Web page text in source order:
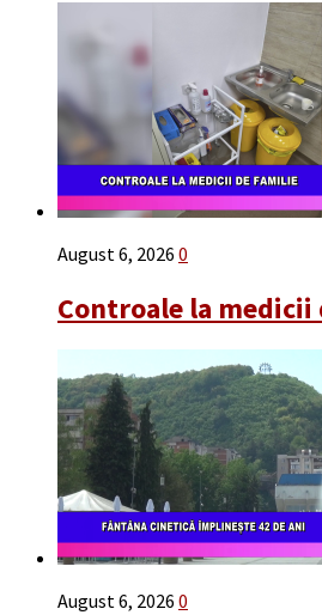
August 6, 2026 0
Controale la
August 6, 2026 0